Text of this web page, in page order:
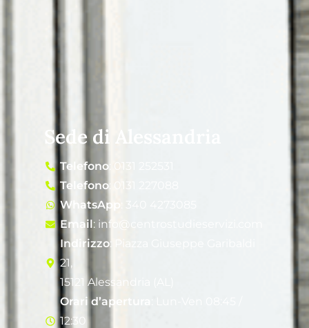
Sede di Alessandria
Telefono: 0131 252531
Telefono: 0131 227088
WhatsApp
Email: info@centrostudieservizi.com
Indirizzo: Piazza Giuseppe Garibaldi
21,
15121 Alessandria (AL)
Orari d’apertura
12:30